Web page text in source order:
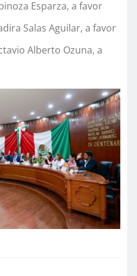
Esparza, a favor
Salas Aguilar, a favor
Alberto Ozuna, a